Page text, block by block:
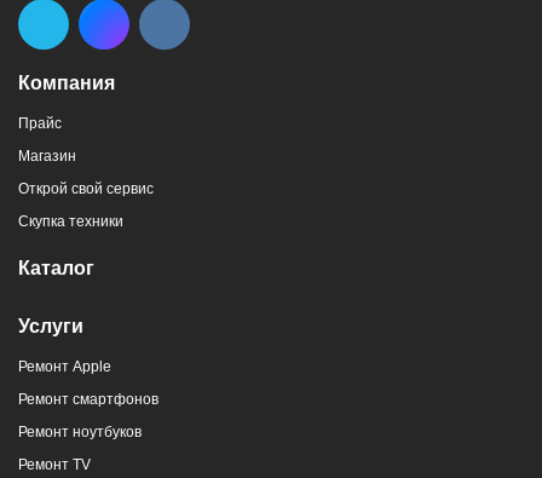
8 (964) 914-44-74
г. Новороссийск, ул. Героев Десантников,
2/4
8 (964) 914-44-74
Компания
Прайс
Магазин
Открой свой сервис
Скупка техники
Каталог
Услуги
Ремонт Apple
Ремонт смартфонов
Ремонт ноутбуков
Ремонт TV